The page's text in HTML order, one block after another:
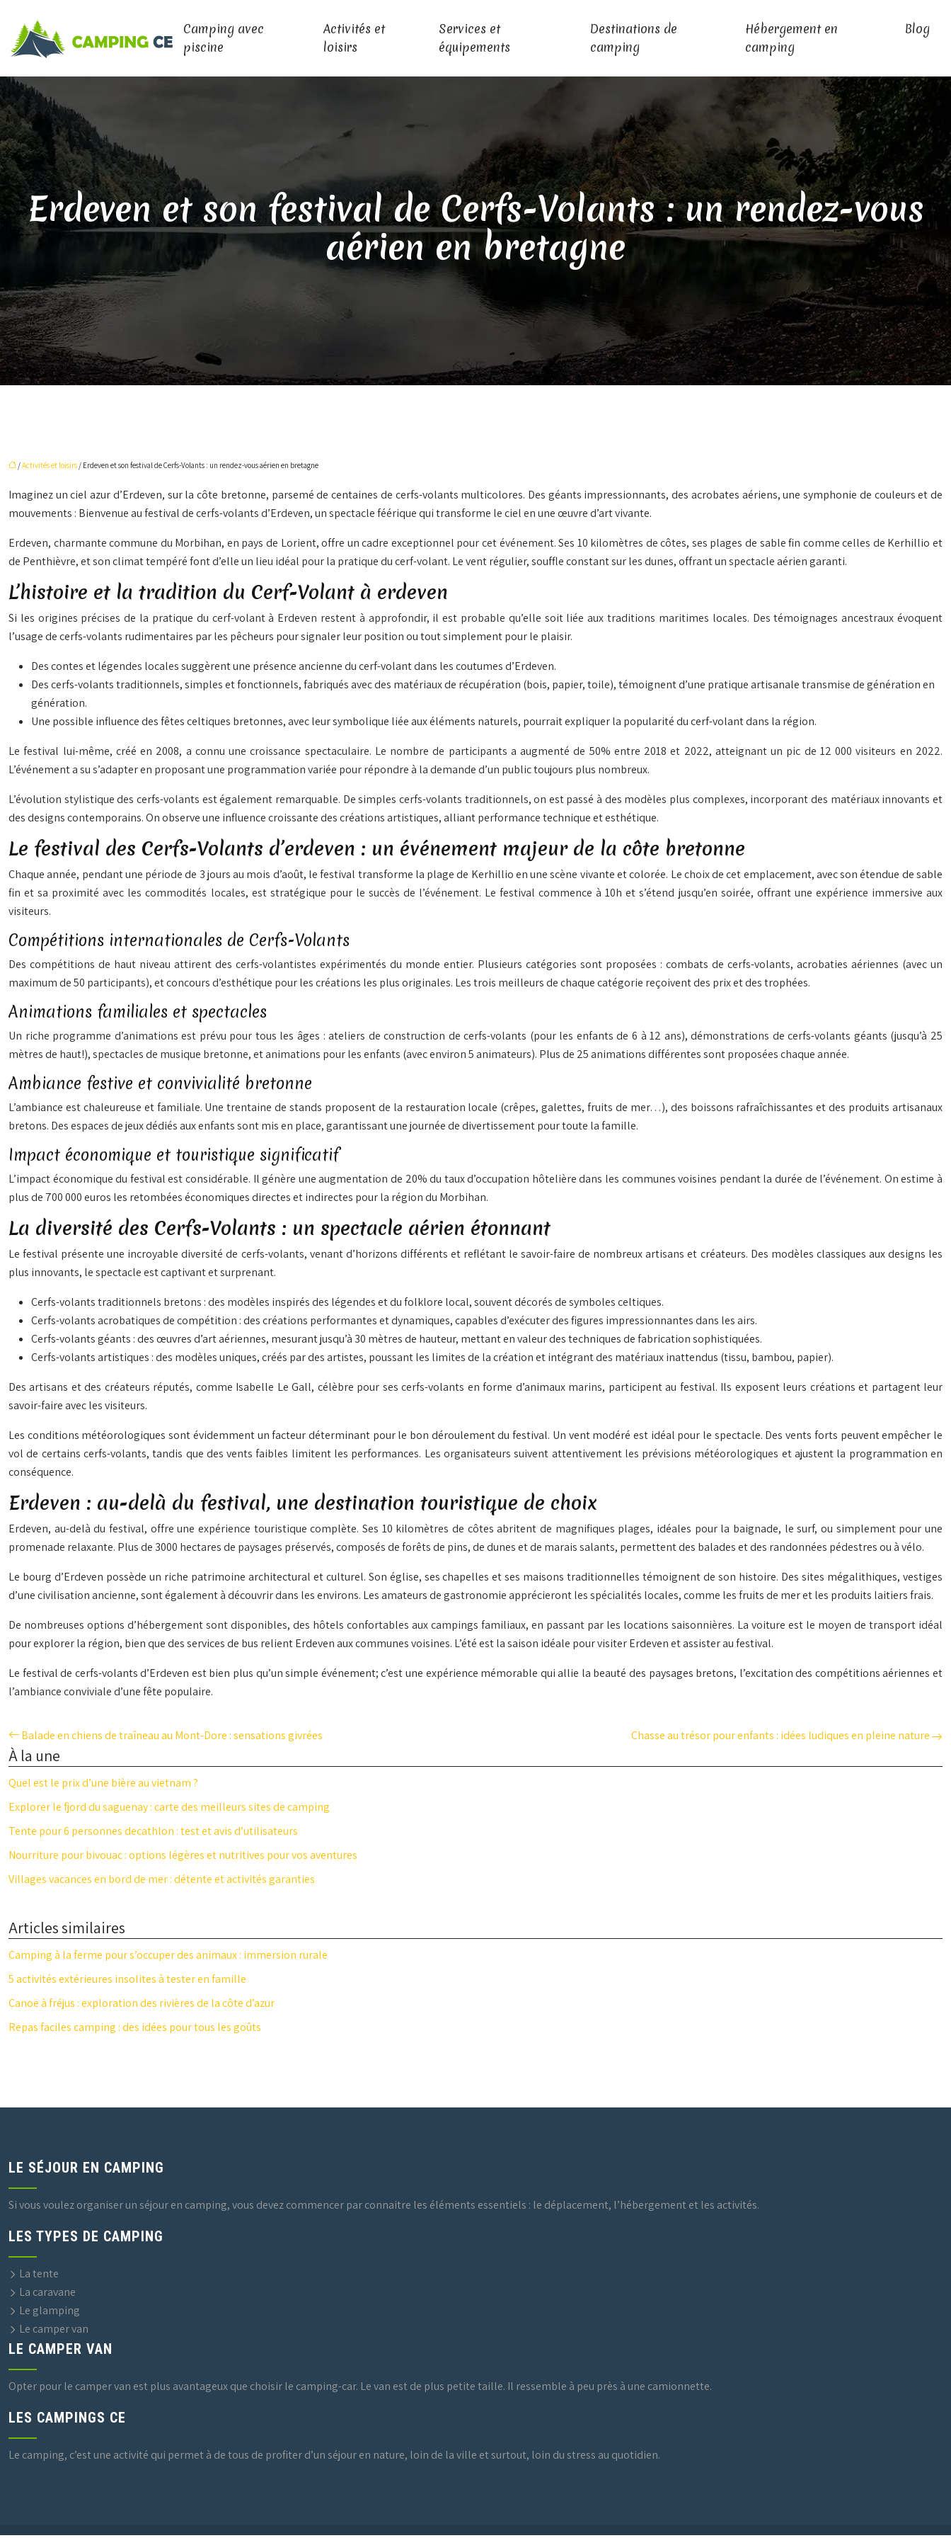
Camping avec
piscine
Activités et
loisirs
Services et
équipements
Destinations de
camping
Hébergement en
camping
Blog
Erdeven et son festival de Cerfs-Volants : un rendez-vous
aérien en bretagne
/Activités et loisirs / Erdeven et son festival de Cerfs-Volants : un rendez-vous aérien en bretagne
Imaginez un ciel azur d’Erdeven, sur la côte bretonne, parsemé de centaines de cerfs-volants multicolores. Des géants impressionnants, des acrobates aériens, une symphonie de couleurs et de
mouvements : Bienvenue au festival de cerfs-volants d’Erdeven, un spectacle féérique qui transforme le ciel en une œuvre d’art vivante.
Erdeven, charmante commune du Morbihan, en pays de Lorient, offre un cadre exceptionnel pour cet événement. Ses 10 kilomètres de côtes, ses plages de sable fin comme celles de Kerhillio et
de Penthièvre, et son climat tempéré font d’elle un lieu idéal pour la pratique du cerf-volant. Le vent régulier, souffle constant sur les dunes, offrant un spectacle aérien garanti.
L’histoire et la tradition du Cerf-Volant à erdeven
Si les origines précises de la pratique du cerf-volant à Erdeven restent à approfondir, il est probable qu’elle soit liée aux traditions maritimes locales. Des témoignages ancestraux évoquent
l’usage de cerfs-volants rudimentaires par les pêcheurs pour signaler leur position ou tout simplement pour le plaisir.
Des contes et légendes locales suggèrent une présence ancienne du cerf-volant dans les coutumes d’Erdeven.
Des cerfs-volants traditionnels, simples et fonctionnels, fabriqués avec des matériaux de récupération (bois, papier, toile), témoignent d’une pratique artisanale transmise de génération en
génération.
Une possible influence des fêtes celtiques bretonnes, avec leur symbolique liée aux éléments naturels, pourrait expliquer la popularité du cerf-volant dans la région.
Le festival lui-même, créé en 2008, a connu une croissance spectaculaire. Le nombre de participants a augmenté de 50% entre 2018 et 2022, atteignant un pic de 12 000 visiteurs en 2022.
L’événement a su s’adapter en proposant une programmation variée pour répondre à la demande d’un public toujours plus nombreux.
L’évolution stylistique des cerfs-volants est également remarquable. De simples cerfs-volants traditionnels, on est passé à des modèles plus complexes, incorporant des matériaux innovants et
des designs contemporains. On observe une influence croissante des créations artistiques, alliant performance technique et esthétique.
Le festival des Cerfs-Volants d’erdeven : un événement majeur de la côte bretonne
Chaque année, pendant une période de 3 jours au mois d’août, le festival transforme la plage de Kerhillio en une scène vivante et colorée. Le choix de cet emplacement, avec son étendue de sable
fin et sa proximité avec les commodités locales, est stratégique pour le succès de l’événement. Le festival commence à 10h et s’étend jusqu’en soirée, offrant une expérience immersive aux
visiteurs.
Compétitions internationales de Cerfs-Volants
Des compétitions de haut niveau attirent des cerfs-volantistes expérimentés du monde entier. Plusieurs catégories sont proposées : combats de cerfs-volants, acrobaties aériennes (avec un
maximum de 50 participants), et concours d’esthétique pour les créations les plus originales. Les trois meilleurs de chaque catégorie reçoivent des prix et des trophées.
Animations familiales et spectacles
Un riche programme d’animations est prévu pour tous les âges : ateliers de construction de cerfs-volants (pour les enfants de 6 à 12 ans), démonstrations de cerfs-volants géants (jusqu’à 25
mètres de haut!), spectacles de musique bretonne, et animations pour les enfants (avec environ 5 animateurs). Plus de 25 animations différentes sont proposées chaque année.
Ambiance festive et convivialité bretonne
L’ambiance est chaleureuse et familiale. Une trentaine de stands proposent de la restauration locale (crêpes, galettes, fruits de mer…), des boissons rafraîchissantes et des produits artisanaux
bretons. Des espaces de jeux dédiés aux enfants sont mis en place, garantissant une journée de divertissement pour toute la famille.
Impact économique et touristique significatif
L’impact économique du festival est considérable. Il génère une augmentation de 20% du taux d’occupation hôtelière dans les communes voisines pendant la durée de l’événement. On estime à
plus de 700 000 euros les retombées économiques directes et indirectes pour la région du Morbihan.
La diversité des Cerfs-Volants : un spectacle aérien étonnant
Le festival présente une incroyable diversité de cerfs-volants, venant d’horizons différents et reflétant le savoir-faire de nombreux artisans et créateurs. Des modèles classiques aux designs les
plus innovants, le spectacle est captivant et surprenant.
Cerfs-volants traditionnels bretons : des modèles inspirés des légendes et du folklore local, souvent décorés de symboles celtiques.
Cerfs-volants acrobatiques de compétition : des créations performantes et dynamiques, capables d’exécuter des figures impressionnantes dans les airs.
Cerfs-volants géants : des œuvres d’art aériennes, mesurant jusqu’à 30 mètres de hauteur, mettant en valeur des techniques de fabrication sophistiquées.
Cerfs-volants artistiques : des modèles uniques, créés par des artistes, poussant les limites de la création et intégrant des matériaux inattendus (tissu, bambou, papier).
Des artisans et des créateurs réputés, comme Isabelle Le Gall, célèbre pour ses cerfs-volants en forme d’animaux marins, participent au festival. Ils exposent leurs créations et partagent leur
savoir-faire avec les visiteurs.
Les conditions météorologiques sont évidemment un facteur déterminant pour le bon déroulement du festival. Un vent modéré est idéal pour le spectacle. Des vents forts peuvent empêcher le
vol de certains cerfs-volants, tandis que des vents faibles limitent les performances. Les organisateurs suivent attentivement les prévisions météorologiques et ajustent la programmation en
conséquence.
Erdeven : au-delà du festival, une destination touristique de choix
Erdeven, au-delà du festival, offre une expérience touristique complète. Ses 10 kilomètres de côtes abritent de magnifiques plages, idéales pour la baignade, le surf, ou simplement pour une
promenade relaxante. Plus de 3000 hectares de paysages préservés, composés de forêts de pins, de dunes et de marais salants, permettent des balades et des randonnées pédestres ou à vélo.
Le bourg d’Erdeven possède un riche patrimoine architectural et culturel. Son église, ses chapelles et ses maisons traditionnelles témoignent de son histoire. Des sites mégalithiques, vestiges
d’une civilisation ancienne, sont également à découvrir dans les environs. Les amateurs de gastronomie apprécieront les spécialités locales, comme les fruits de mer et les produits laitiers frais.
De nombreuses options d’hébergement sont disponibles, des hôtels confortables aux campings familiaux, en passant par les locations saisonnières. La voiture est le moyen de transport idéal
pour explorer la région, bien que des services de bus relient Erdeven aux communes voisines. L’été est la saison idéale pour visiter Erdeven et assister au festival.
Le festival de cerfs-volants d’Erdeven est bien plus qu’un simple événement; c’est une expérience mémorable qui allie la beauté des paysages bretons, l’excitation des compétitions aériennes et
l’ambiance conviviale d’une fête populaire.
Balade en chiens de traîneau au Mont-Dore : sensations givrées Chasse au trésor pour enfants : idées ludiques en pleine nature
À la une
Quel est le prix d’une bière au vietnam ?
Explorer le fjord du saguenay : carte des meilleurs sites de camping
Tente pour 6 personnes decathlon : test et avis d’utilisateurs
Nourriture pour bivouac : options légères et nutritives pour vos aventures
Villages vacances en bord de mer : détente et activités garanties
Articles similaires
Camping à la ferme pour s’occuper des animaux : immersion rurale
5 activités extérieures insolites à tester en famille
Canoë à fréjus : exploration des rivières de la côte d’azur
Repas faciles camping : des idées pour tous les goûts
LE SÉJOUR EN CAMPING
Si vous voulez organiser un séjour en camping, vous devez commencer par connaitre les éléments essentiels : le déplacement, l’hébergement et les activités.
LES TYPES DE CAMPING
La tente
La caravane
Le glamping
Le camper van
LE CAMPER VAN
Opter pour le camper van est plus avantageux que choisir le camping-car. Le van est de plus petite taille. Il ressemble à peu près à une camionnette.
LES CAMPINGS CE
Le camping, c’est une activité qui permet à de tous de profiter d’un séjour en nature, loin de la ville et surtout, loin du stress au quotidien.